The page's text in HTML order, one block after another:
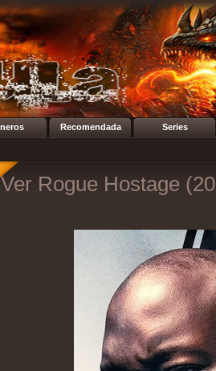
Recomendada Series
Ver Rogue Hostage